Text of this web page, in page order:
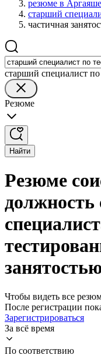
резюме в Аргаяше
старший
частичная
старший специалист
Резюме
Найти
Резюме
должность
Чтобы видеть все
После регистрации
Зарегистрироваться
За всё время
По соответствию